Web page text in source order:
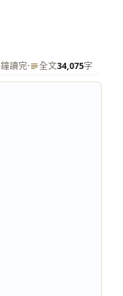
讀完· 全文34,075字